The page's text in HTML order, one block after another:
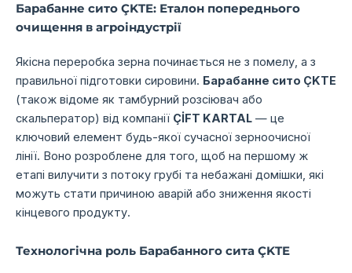
Барабанне сито ÇKTE: Еталон попереднього
очищення в агроіндустрії
Якісна переробка зерна починається не з помелу, а з
правильної підготовки сировини. Барабанне сито ÇKTE
(також відоме як тамбурний розсіювач або
скальператор) від компанії ÇİFT KARTAL — це
ключовий елемент будь-якої сучасної зерноочисної
лінії. Воно розроблене для того, щоб на першому ж
етапі вилучити з потоку грубі та небажані домішки, які
можуть стати причиною аварій або зниження якості
кінцевого продукту.
Технологічна роль Барабанного сита ÇKTE